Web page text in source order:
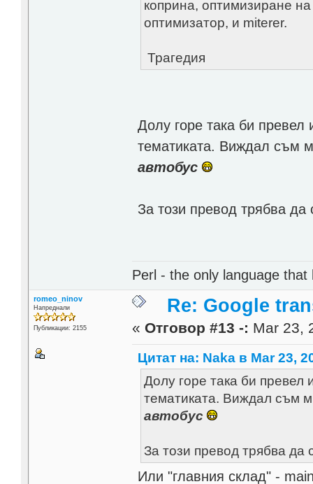
коприна, оптимизиране
оптимизатор, и miterer.
Трагедия
Долу горе така би превел
тематиката. Виждал съм
автобус
За този превод трябва
Perl - the only language
romeo_ninov
Напреднали
Публикации: 2155
Re: Google
« Отговор #13 -: Mar 23,
Цитат на: Naka в Mar 23,
Долу горе така би превел
тематиката. Виждал съм
автобус
За този превод трябва
Или "главния склад" -